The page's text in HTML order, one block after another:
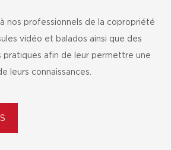
nos professionnels de la copropriété
vidéo et balados ainsi que des
pratiques afin de leur permettre une
leurs connaissances.